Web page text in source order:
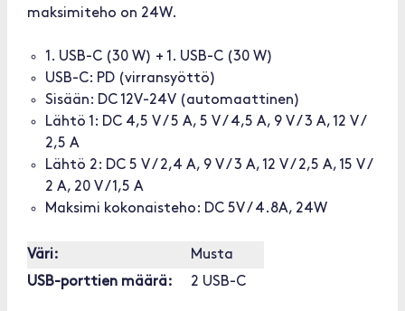
maksimiteho on 24W.
1. USB-C (30 W) + 1. USB-C (30 W)
USB-C: PD (virransyöttö)
Sisään: DC 12V-24V (automaattinen)
Lähtö 1: DC 4,5 V / 5 A, 5 V / 4,5 A, 9 V / 3 A, 12 V /
2,5 A
Lähtö 2: DC 5 V / 2,4 A, 9 V / 3 A, 12 V / 2,5 A, 15 V /
2 A, 20 V / 1,5 A
Maksimi kokonaisteho: DC 5V / 4.8A, 24W
Väri:
Musta
USB-porttien määrä:
2 USB-C